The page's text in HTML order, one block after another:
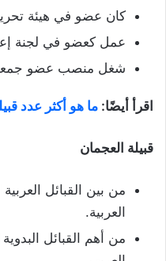
كان عضو في هيئة تحرير
عمل كعضو في لجنة
شغل منصب عضو جمعية
اقرأ أيضًا: ما هو أكثر عدد
قبيلة العجمان
من بين القبائل
العربية.
من أهم القبائل